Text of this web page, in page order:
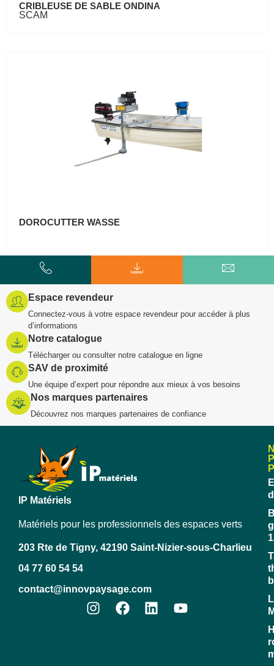
CRIBLEUSE DE SABLE ONDINA
SCAM
DOROCUTTER WASSE
Espace revendeur
Connectez-vous à votre espace revendeur pour accéder à plus
d’informations
Notre catalogue
Télécharger ou consulter notre catalogue en ligne
SAV de proximité
Une équipe d’expert pour répondre aux mieux à vos besoins
Nos marques partenaires
Découvrez nos marques partenaires de confiance
IP Matériels
Matériels pour les professionnels des espaces verts
203 Rte de Tigny, 42190 Saint-Nizier-sous-Charlieu
04 77 60 54 54
contact@innovpaysage.com